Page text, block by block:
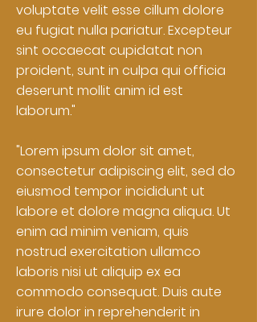
voluptate velit esse cillum dolore
eu fugiat nulla pariatur. Excepteur
sint occaecat cupidatat non
proident, sunt in culpa qui officia
deserunt mollit anim id est
laborum."
"Lorem ipsum dolor sit amet,
consectetur adipiscing elit, sed do
eiusmod tempor incididunt ut
labore et dolore magna aliqua. Ut
enim ad minim veniam, quis
nostrud exercitation ullamco
laboris nisi ut aliquip ex ea
commodo consequat. Duis aute
irure dolor in reprehenderit in